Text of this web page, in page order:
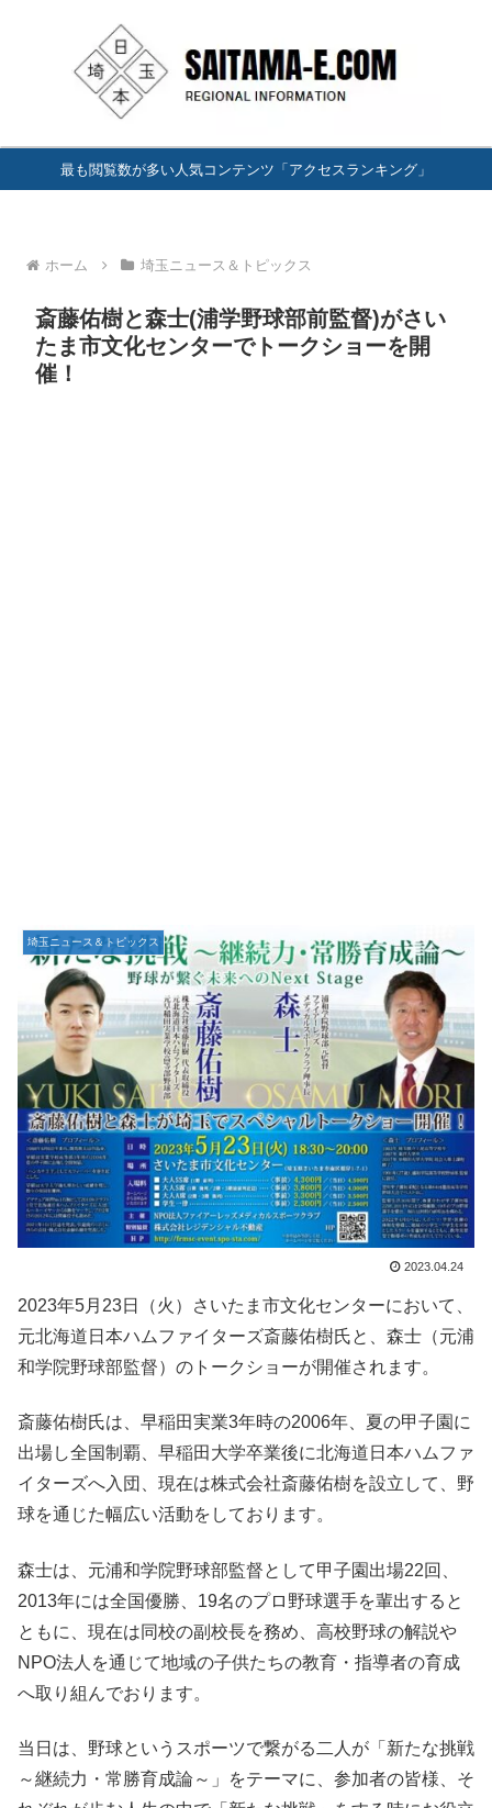
最も閲覧数が多い人気コンテンツ「アクセスランキング」
ホーム 埼玉ニュース＆トピックス
斎藤佑樹と森士(浦学野球部前監督)がさい
たま市文化センターでトークショーを開
催！
埼玉ニュース＆トピックス
2023.04.24
2023年5月23日（火）さいたま市文化センターにおいて、
元北海道日本ハムファイターズ斎藤佑樹氏と、森士（元浦
和学院野球部監督）のトークショーが開催されます。
斎藤佑樹氏は、早稲田実業3年時の2006年、夏の甲子園に
出場し全国制覇、早稲田大学卒業後に北海道日本ハムファ
イターズへ入団、現在は株式会社斎藤佑樹を設立して、野
球を通じた幅広い活動をしております。
森士は、元浦和学院野球部監督として甲子園出場22回、
2013年には全国優勝、19名のプロ野球選手を輩出すると
ともに、現在は同校の副校長を務め、高校野球の解説や
NPO法人を通じて地域の子供たちの教育・指導者の育成
へ取り組んでおります。
当日は、野球というスポーツで繋がる二人が「新たな挑戦
～継続力・常勝育成論～」をテーマに、参加者の皆様、そ